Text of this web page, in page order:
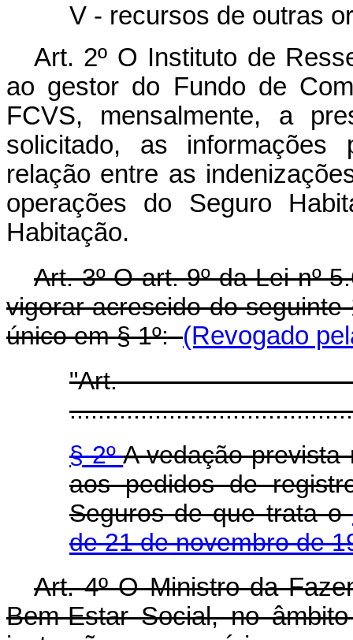
V - recursos de outras
Art. 2º O Instituto de
ao gestor do Fundo de
FCVS, mensalmente, a
solicitado, as informações
relação entre as
operações do Seguro
Habitação.
Art. 3º O art. 9º da Lei nº
vigorar acrescido do
único em § 1º:(Revogado
§ 2ºA vedação
aos pedidos de
Seguros de que trata o
de 21 de novembro de
Art. 4º O Ministro da
Bem-Estar Social, no